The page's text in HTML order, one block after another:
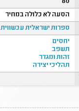
הסעה לא כלולה במחיר
ספרות ישראלית עכשווית
יחסים
תשפב
זהות ומגדר
תהליכי יצירה